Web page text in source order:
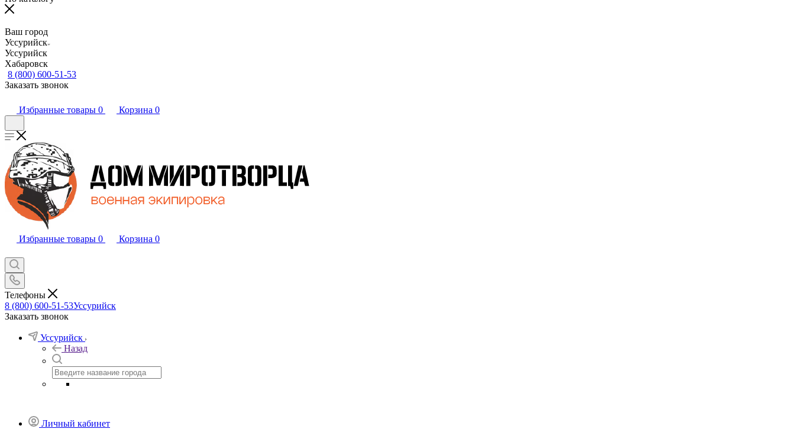
Ваш город
Уссурийск
Уссурийск
Хабаровск
8 (800) 600-51-53
Заказать звонок
Избранные товары 0 Корзина 0
Избранные товары 0 Корзина 0
Телефоны
8 (800) 600-51-53Уссурийск
Заказать звонок
Уссурийск
Назад
Личный кабинет